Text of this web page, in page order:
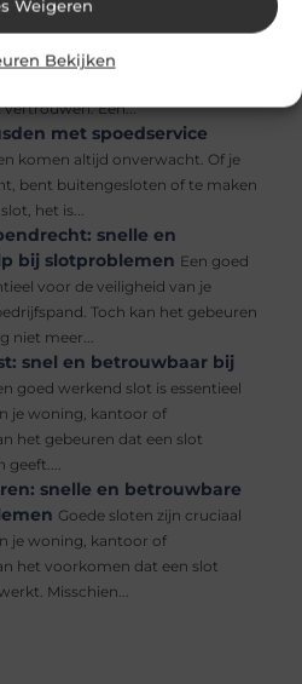
Weigeren
Bekijken
met spoedservice
buitensluiten of een defect slot
Een...
met spoedservice
komen altijd onverwacht. Of je
bent buitengesloten of te maken
het is...
snelle en
bij slotproblemen Een goed
voor de veiligheid van je
Toch kan het gebeuren
niet meer...
snel en betrouwbaar bij
goed werkend slot is essentieel
je woning, kantoor of
het gebeuren dat een slot
geeft....
snelle en betrouwbare
Goede sloten zijn cruciaal
je woning, kantoor of
het voorkomen dat een slot
Misschien...